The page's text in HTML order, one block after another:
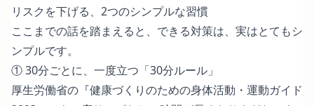
リスクを下げる、2つのシンプルな習慣
ここまでの話を踏まえると、できる対策は、実はとてもシ
ンプルです。
① 30分ごとに、一度立つ「30分ルール」
厚生労働省の『健康づくりのための身体活動・運動ガイド